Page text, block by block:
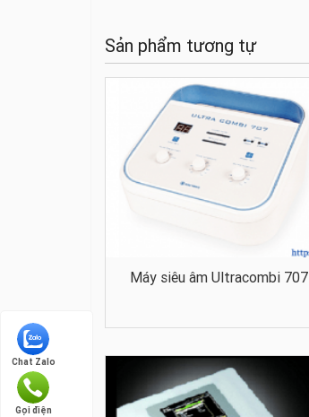
Sản phẩm tương tự
Máy siêu âm Ultracombi 707
Chat Zalo
Gọi điện